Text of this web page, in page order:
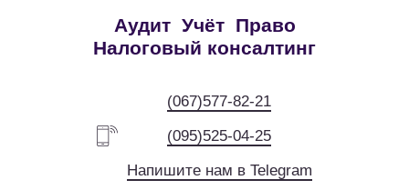
Аудит Учёт Право
Налоговый консалтинг
(067)577-82-21
(095)525-04-25
Напишите нам в Telegram